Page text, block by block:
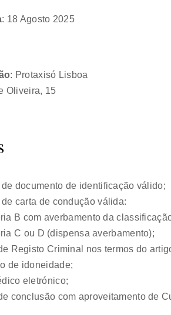
: 18 Agosto 2025
: Protaxisó Lisboa
Oliveira, 15
documento de identificação válido;
carta de condução válida:
B com averbamento da
C ou D (dispensa averbamento);
Registo Criminal nos termos do
de idoneidade;
eletrónico;
conclusão com aproveitamento de